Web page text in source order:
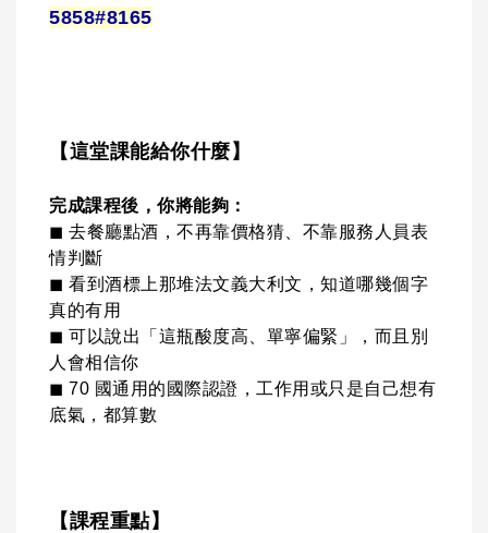
5858#8165
【這堂課能給你什麼】
完成課程後，你將能夠：
◼ 去餐廳點酒，不再靠價格猜、不靠服務人員表
情判斷
◼ 看到酒標上那堆法文義大利文，知道哪幾個字
真的有用
◼ 可以說出「這瓶酸度高、單寧偏緊」，而且別
人會相信你
◼ 70 國通用的國際認證，工作用或只是自己想有
底氣，都算數
【課程重點】